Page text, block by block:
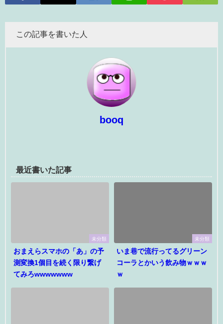
この記事を書いた人
booq
最近書いた記事
未分類
おまえらスマホの「あ」の予
測変換1個目を続く限り繋げ
てみろwwwwwww
未分類
いま巷で流行ってるグリーン
コーラとかいう飲み物ｗｗｗ
ｗ